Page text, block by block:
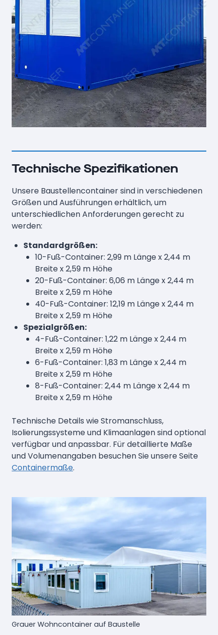
Technische Spezifikationen
Unsere Baustellencontainer sind in verschiedenen
Größen und Ausführungen erhältlich, um
unterschiedlichen Anforderungen gerecht zu
werden:
Standardgrößen:
10-Fuß-Container: 2,99 m Länge x 2,44 m
Breite x 2,59 m Höhe
20-Fuß-Container: 6,06 m Länge x 2,44 m
Breite x 2,59 m Höhe
40-Fuß-Container: 12,19 m Länge x 2,44 m
Breite x 2,59 m Höhe
Spezialgrößen:
4-Fuß-Container: 1,22 m Länge x 2,44 m
Breite x 2,59 m Höhe
6-Fuß-Container: 1,83 m Länge x 2,44 m
Breite x 2,59 m Höhe
8-Fuß-Container: 2,44 m Länge x 2,44 m
Breite x 2,59 m Höhe
Technische Details wie Stromanschluss,
Isolierungssysteme und Klimaanlagen sind optional
verfügbar und anpassbar. Für detaillierte Maße
und Volumenangaben besuchen Sie unsere Seite
Containermaße.
Grauer Wohncontainer auf Baustelle